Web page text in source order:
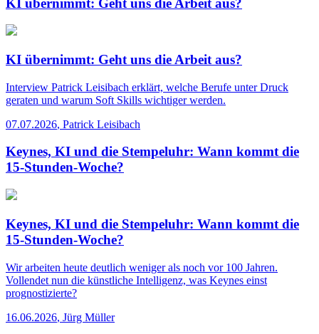
KI übernimmt: Geht uns die Arbeit aus?
Interview Patrick Leisibach erklärt, welche Berufe unter Druck
geraten und warum Soft Skills wichtiger werden.
07.07.2026, Patrick Leisibach
Keynes, KI und die Stempeluhr: Wann kommt die
15-Stunden-Woche?
Keynes, KI und die Stempeluhr: Wann kommt die
15-Stunden-Woche?
Wir arbeiten heute deutlich weniger als noch vor 100 Jahren.
Vollendet nun die künstliche Intelligenz, was Keynes einst
prognostizierte?
16.06.2026, Jürg Müller